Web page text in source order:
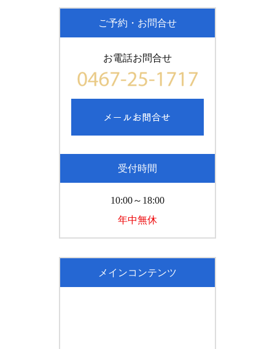
ご予約・お問合せ
お電話お問合せ
受付時間
10:00～18:00
年中無休
メインコンテンツ